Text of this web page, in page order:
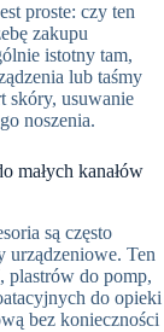
proste: czy ten
zakupu
istotny tam,
lub taśmy
skóry, usuwanie
noszenia.
małych kanałów
są często
urządzeniowe. Ten
plastrów do pomp,
do opieki
bez konieczności